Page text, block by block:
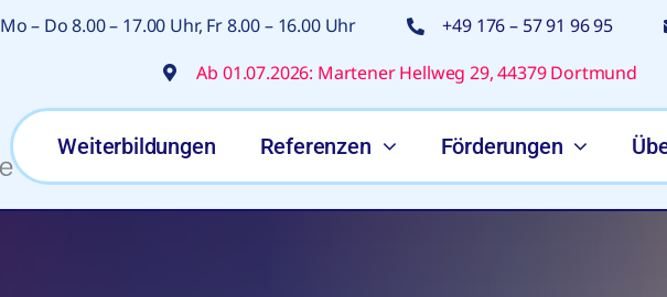
Mo – Do 8.00 – 17.00 Uhr, Fr 8.00 – 16.00 Uhr +49 176 – 57 91 96 95
Ab 01.07.2026: Martener Hellweg 29, 44379 Dortmund
Weiterbildungen Referenzen Förderungen